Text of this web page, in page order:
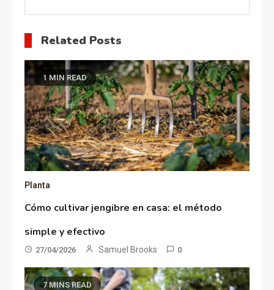
Related Posts
1 MIN READ
Planta
Cómo cultivar jengibre en casa: el método
simple y efectivo
27/04/2026 Samuel Brooks 0
7 MINS READ